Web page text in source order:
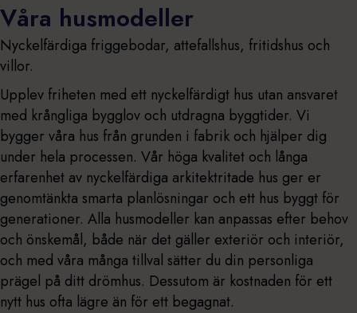
Våra husmodeller
Nyckelfärdiga friggebodar, attefallshus, fritidshus och
villor.
Upplev friheten med ett nyckelfärdigt hus utan ansvaret
med krångliga bygglov och utdragna byggtider. Vi
bygger våra hus från grunden i fabrik och hjälper dig
under hela processen. Vår höga kvalitet och långa
erfarenhet av nyckelfärdiga arkitektritade hus ger er
genomtänkta smarta planlösningar och ett hus byggt för
generationer. Alla husmodeller kan anpassas efter behov
och önskemål, både när det gäller exteriör och interiör,
och med våra många tillval sätter du din personliga
prägel på ditt drömhus. Dessutom är kostnaden för ett
nytt hus ofta lägre än för ett begagnat.